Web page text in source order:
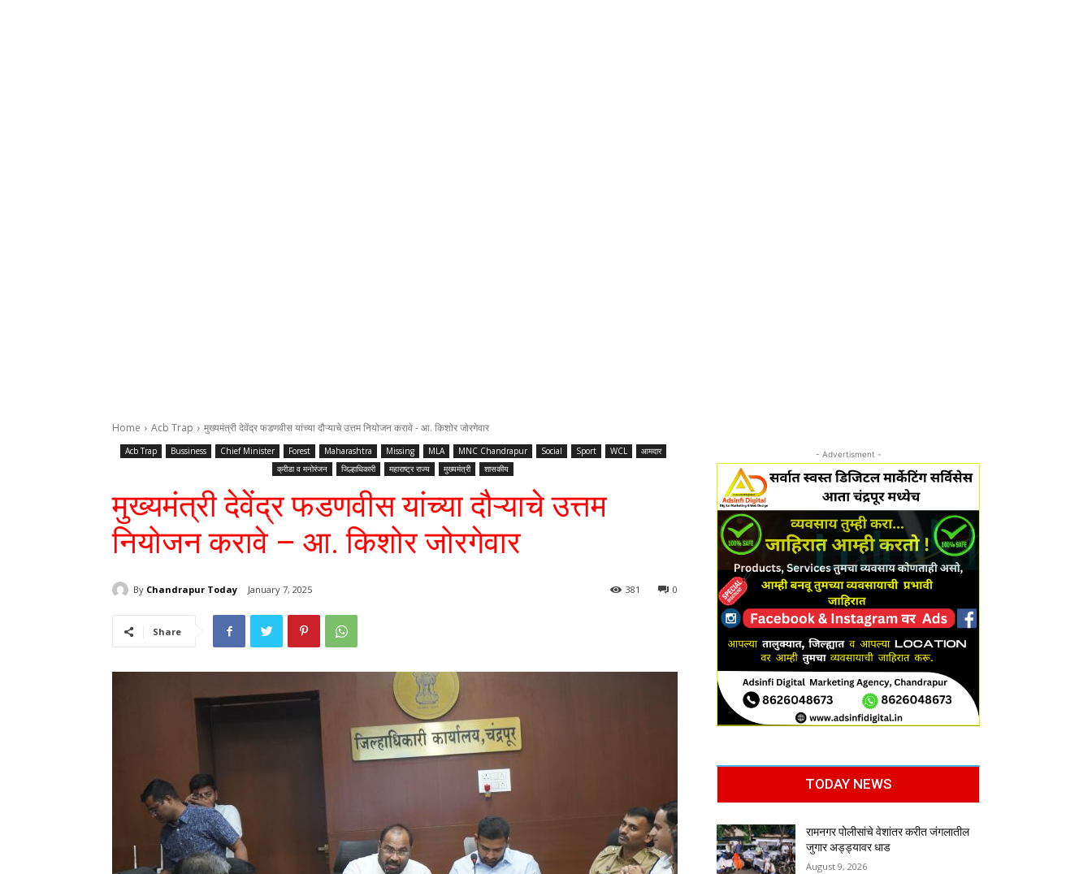
Home Acb Trap मुख्यमंत्री देवेंद्र फडणवीस यांच्या दौऱ्याचे उत्तम नियोजन करावे - आ. किशोर जोरगेवार
Acb Trap Bussiness Chief Minister Forest Maharashtra Missing MLA MNC Chandrapur Social Sport WCL
आमदार
क्रीडा व मनोरंजन
जिल्हाधिकारी महाराष्ट्र राज्य मुख्यमंत्री शासकीय
मुख्यमंत्री देवेंद्र फडणवीस यांच्या दौऱ्याचे उत्तम
नियोजन करावे – आ. किशोर जोरगेवार
By Chandrapur Today January 7, 2025 0
381
Share
- Advertisment -
TODAY NEWS
रामनगर पोलीसांचे वेशांतर करीत जंगलातील
जुगार अड्ड्यावर धाड
August 9, 2026